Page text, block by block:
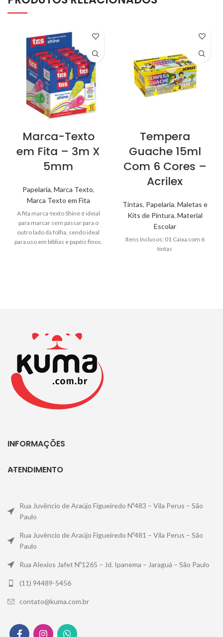
Marca-Texto
em Fita – 3m X
5mm
Papelaria, Marca Texto,
Marca Texto em Fita
A fita marca-texto Shine é ideial
para marcar sem passar para o
outro lado da folha, sendo ideal
para uso em bíblias e papéis finos.
Tempera
Guache 15ml
Com 6 Cores –
Acrilex
Tintas, Papelaria, Maletas e
Kits de Pintura, Material
Escolar
Itens Inclusos: 01 Caixa com 6
tintas
INFORMAÇÕES
ATENDIMENTO
Rua Juvêncio de Araújo Figueiredo Nº483 – Vila Perus – São
Paulo
Rua Juvêncio de Araújo Figueiredo Nº481 – Vila Perus – São
Paulo
Rua Alexios Jafet Nº1265 – Jd. Ipanema – Jaraguá – São Paulo
(11) 94489-5456
contato@kuma.com.br